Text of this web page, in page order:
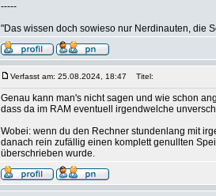
-----
"Das wissen doch sowieso nur Nerdinauten, die
Verfasst am: 25.08.2024, 18:47 Titel:
Genau kann man's nicht sagen und wie schon
dass da im RAM eventuell irgendwelche
Wobei: wenn du den Rechner stundenlang mit
danach rein zufällig einen komplett genullten
überschrieben wurde.